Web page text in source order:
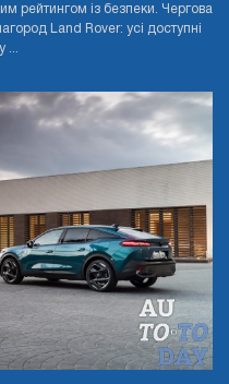
рейтингом із безпеки. Чергова
Land Rover: усі доступні
...